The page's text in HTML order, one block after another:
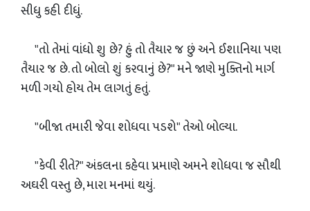
સીધુ કહી દીધું.
"તો તેમાં વાંધો શુ છે? હું તો તૈયાર જ છું અને ઈશાનિયા પણ
તૈયાર જ છે. તો બોલો શું કરવાનું છે?" મને જાણે મુક્તિનો માર્ગ
મળી ગયો હોય તેમ લાગતું હતું.
"બીજા તમારી જેવા શોધવા પડશે" તેઓ બોલ્યા.
"કેવી રીતે?" અંકલના કહેવા પ્રમાણે અમને શોધવા જ સૌથી
અઘરી વસ્તુ છે, મારા મનમાં થયું.